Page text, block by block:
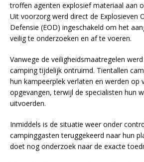
troffen agenten explosief materiaal aan
Uit voorzorg werd direct de Explosieven
Defensie (EOD) ingeschakeld om het
veilig te onderzoeken en af te voeren.
Vanwege de veiligheidsmaatregelen
camping tijdelijk ontruimd. Tientallen
hun kampeerplek verlaten en werden op
opgevangen, terwijl de specialisten hun
uitvoerden.
Inmiddels is de situatie weer onder
campinggasten teruggekeerd naar hun
doet nog onderzoek naar de exacte